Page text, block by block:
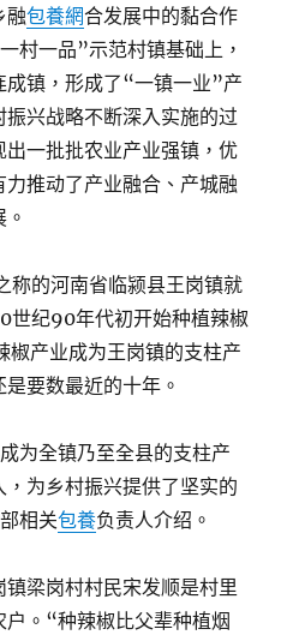
融包養網合发展中的黏合作
村一品”示范村镇基础上，
镇，形成了“一镇一业”产
兴战略不断深入实施的过
一批批农业产业强镇，优
推动了产业融合、产城融
称的河南省临颍县王岗镇就
世纪90年代初开始种植辣椒
椒产业成为王岗镇的支柱产
要数最近的十年。
为全镇乃至全县的支柱产
为乡村振兴提供了坚实的
相关包養负责人介绍。
梁岗村村民宋发顺是村里
。“种辣椒比父辈种植烟